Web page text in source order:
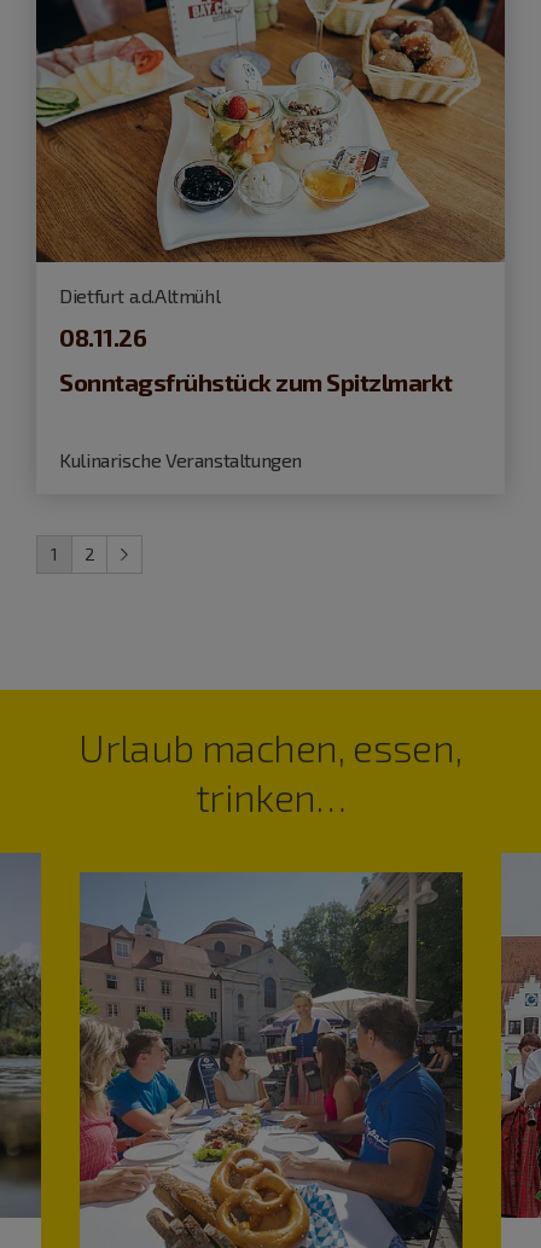
Dietfurt a.d.Altmühl
08.11.26
Sonntagsfrühstück zum Spitzlmarkt
Kulinarische Veranstaltungen
1 2
Urlaub machen, essen,
trinken…